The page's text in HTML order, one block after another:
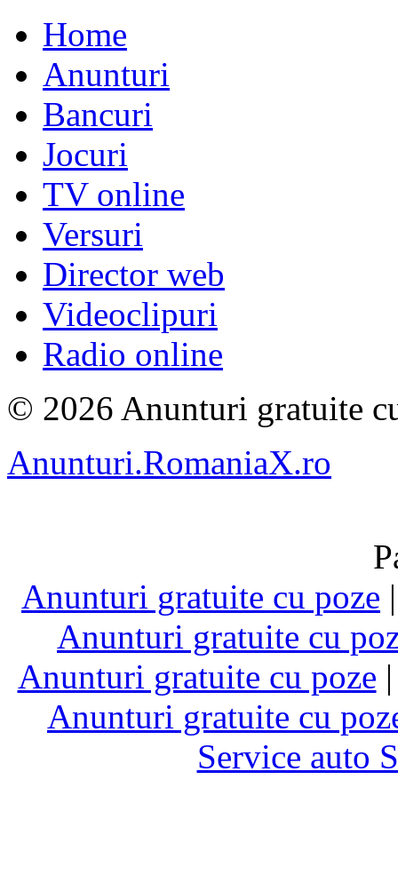
Home
Anunturi
Bancuri
Jocuri
TV online
Versuri
Director web
Videoclipuri
Radio online
© 2026 Anunturi gratuite
Anunturi.RomaniaX.ro
Anunturi gratuite cu poze
Anunturi gratuite cu
Anunturi gratuite cu poze
Anunturi gratuite cu
Service auto